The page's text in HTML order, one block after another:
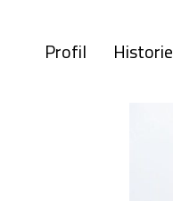
Profil Historie